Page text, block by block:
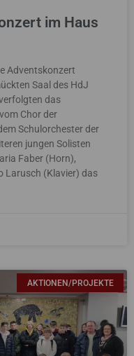
im Haus
Adventskonzert
Saal des HdJ
das
Chor der
Schulorchester der
jungen Solisten
Faber (Horn),
Larusch (Klavier) das
AKTIONEN/PROJEKTE